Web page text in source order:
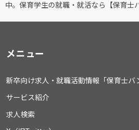
中。保育学生の就職・就活なら【保育士
メニュー
新卒向け求人・就職活動情報「保育士バ
サービス紹介
求人検索